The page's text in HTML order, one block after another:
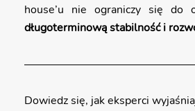
house’u nie ograniczy się do
długoterminową stabilność i
Dowiedz się, jak eksperci